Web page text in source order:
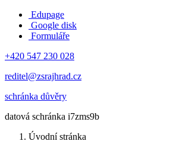
Edupage
Google disk
Formuláře
+420 547 230 028
reditel@zsrajhrad.cz
schránka důvěry
datová schránka i7zms9b
Úvodní stránka